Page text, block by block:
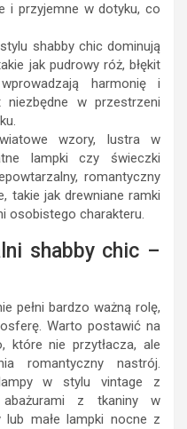
i przyjemne w dotyku, co
shabby chic dominują
jak pudrowy róż, błękit
harmonię i
niezbędne w przestrzeni
wzory, lustra w
lampki czy świeczki
romantyczny
takie jak drewniane ramki
osobistego charakteru.
shabby chic –
pełni bardzo ważną rolę,
Warto postawić na
które nie przytłacza, ale
romantyczny nastrój.
w stylu vintage z
z tkaniny w
lub małe lampki nocne z